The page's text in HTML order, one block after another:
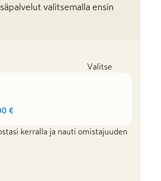
valitsemalla ensin
Valitse
€
kerralla ja nauti omistajuuden